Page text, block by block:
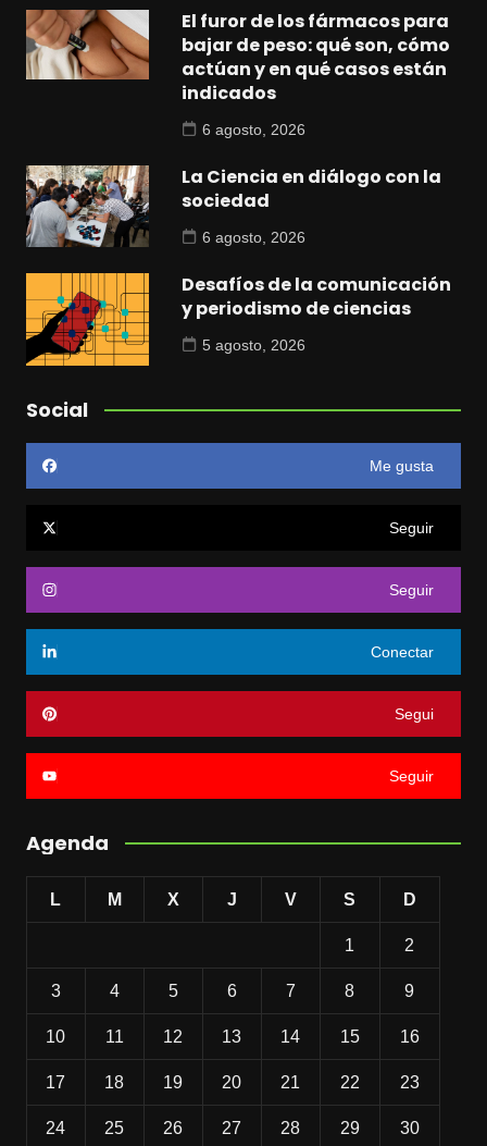
El furor de los fármacos para
bajar de peso: qué son, cómo
actúan y en qué casos están
indicados
6 agosto, 2026
La Ciencia en diálogo con la
sociedad
6 agosto, 2026
Desafíos de la comunicación
y periodismo de ciencias
5 agosto, 2026
Social
Me gusta
Seguir
Seguir
Conectar
Segui
Seguir
Agenda
L M X J V S D
1 2
3 4 5 6 7 8 9
10 11 12 13 14 15 16
17 18 19 20 21 22 23
24 25 26 27 28 29 30